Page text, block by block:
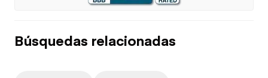
Búsquedas relacionadas